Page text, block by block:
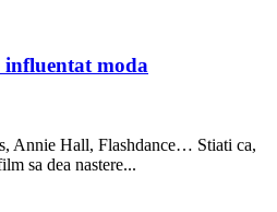
influentat moda
Annie Hall, Flashdance… Stiati ca,
sa dea nastere...